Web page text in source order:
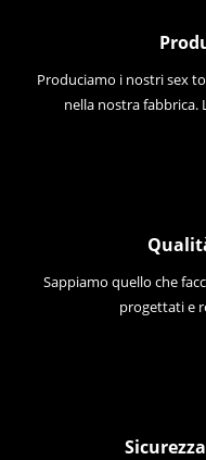
Produciamo i nostri sex
nella nostra
Sappiamo quello che
progettati e